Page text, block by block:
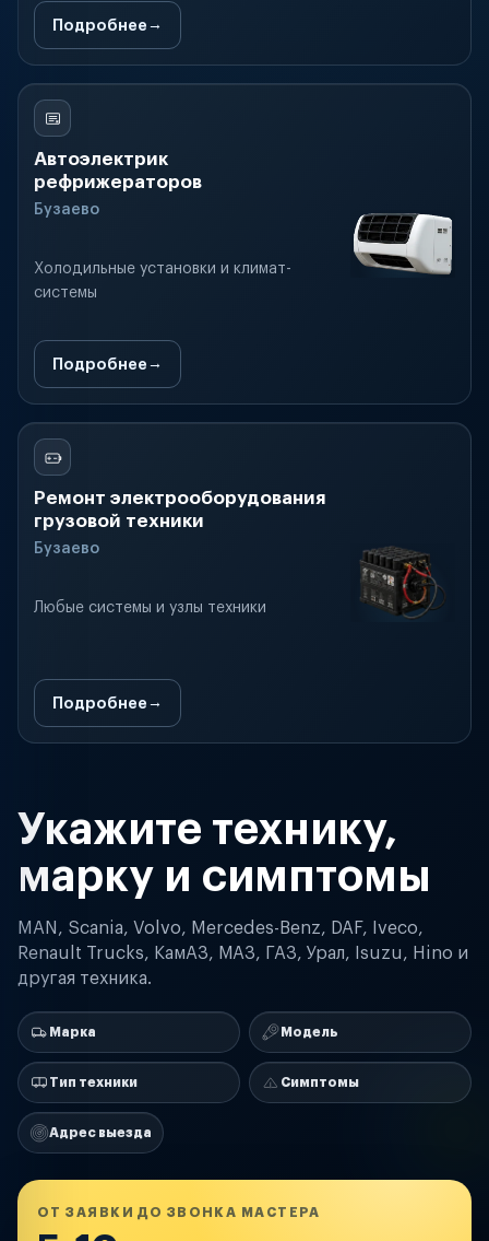
Подробнее
Автоэлектрик
рефрижераторов
Бузаево
Холодильные установки и климат-
системы
Подробнее
Ремонт электрооборудования
грузовой техники
Бузаево
Любые системы и узлы техники
Подробнее
Укажите технику,
марку и симптомы
MAN, Scania, Volvo, Mercedes-Benz, DAF, Iveco,
Renault Trucks, КамАЗ, МАЗ, ГАЗ, Урал, Isuzu, Hino и
другая техника.
Марка Модель
Тип техники Симптомы
Адрес выезда
ОТ ЗАЯВКИ ДО ЗВОНКА МАСТЕРА